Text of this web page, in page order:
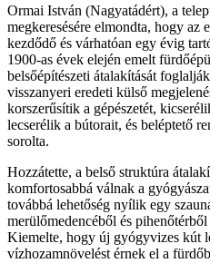
Ormai István (Nagyatádért), a
megkeresésére elmondta, hogy az
kezdődő és várhatóan egy évig
1900-as évek elején emelt
belsőépítészeti átalakítását
visszanyeri eredeti külső
korszerűsítik a gépészetét,
lecserélik a bútorait, és beléptető
sorolta.
Hozzátette, a belső struktúra
komfortosabbá válnak a
továbbá lehetőség nyílik egy
merülőmedencéből és
Kiemelte, hogy új gyógyvizes kút
vízhozamnövelést érnek el a